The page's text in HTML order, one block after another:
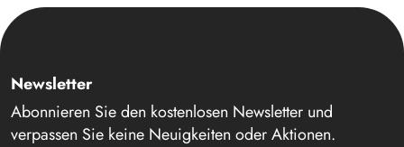
Newsletter
Abonnieren Sie den kostenlosen Newsletter und
verpassen Sie keine Neuigkeiten oder Aktionen.